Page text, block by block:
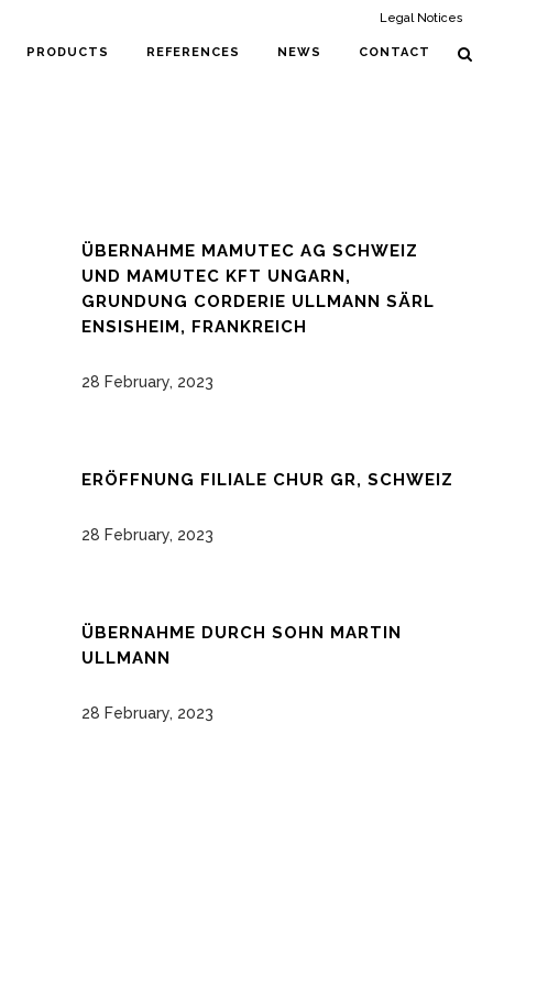
Legal Notices
PRODUCTS REFERENCES NEWS CONTACT
ÜBERNAHME MAMUTEC AG SCHWEIZ
UND MAMUTEC KFT UNGARN,
GRUNDUNG CORDERIE ULLMANN SÄRL
ENSISHEIM, FRANKREICH
28 February, 2023
ERÖFFNUNG FILIALE CHUR GR, SCHWEIZ
28 February, 2023
ÜBERNAHME DURCH SOHN MARTIN
ULLMANN
28 February, 2023